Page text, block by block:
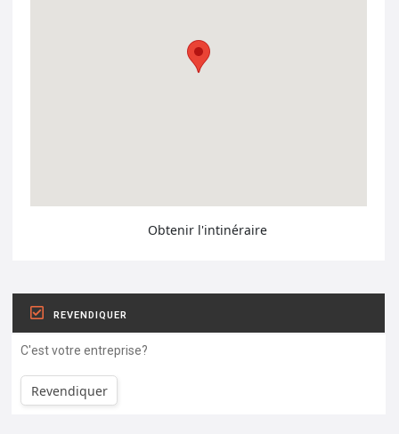
Obtenir l'intinéraire
REVENDIQUER
C'est votre entreprise?
Revendiquer